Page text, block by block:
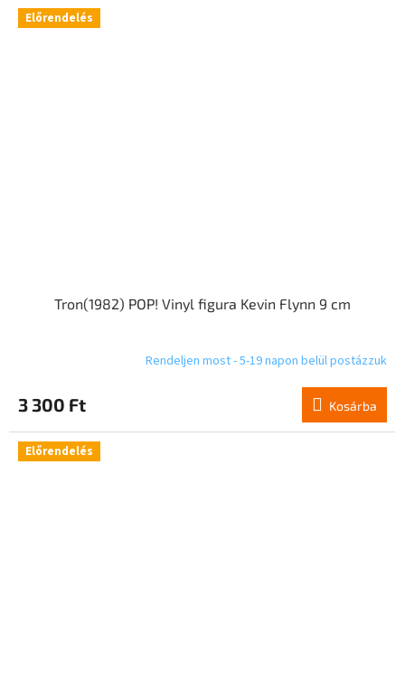
Előrendelés
Tron(1982) POP! Vinyl figura Kevin Flynn 9 cm
Rendeljen most - 5-19 napon belül postázzuk
3 300 Ft Kosárba
Előrendelés